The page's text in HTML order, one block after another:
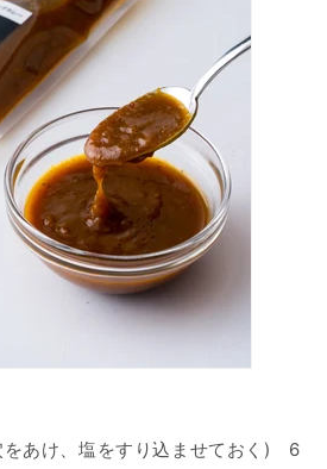
をあけ、塩をすり込ませておく) 6